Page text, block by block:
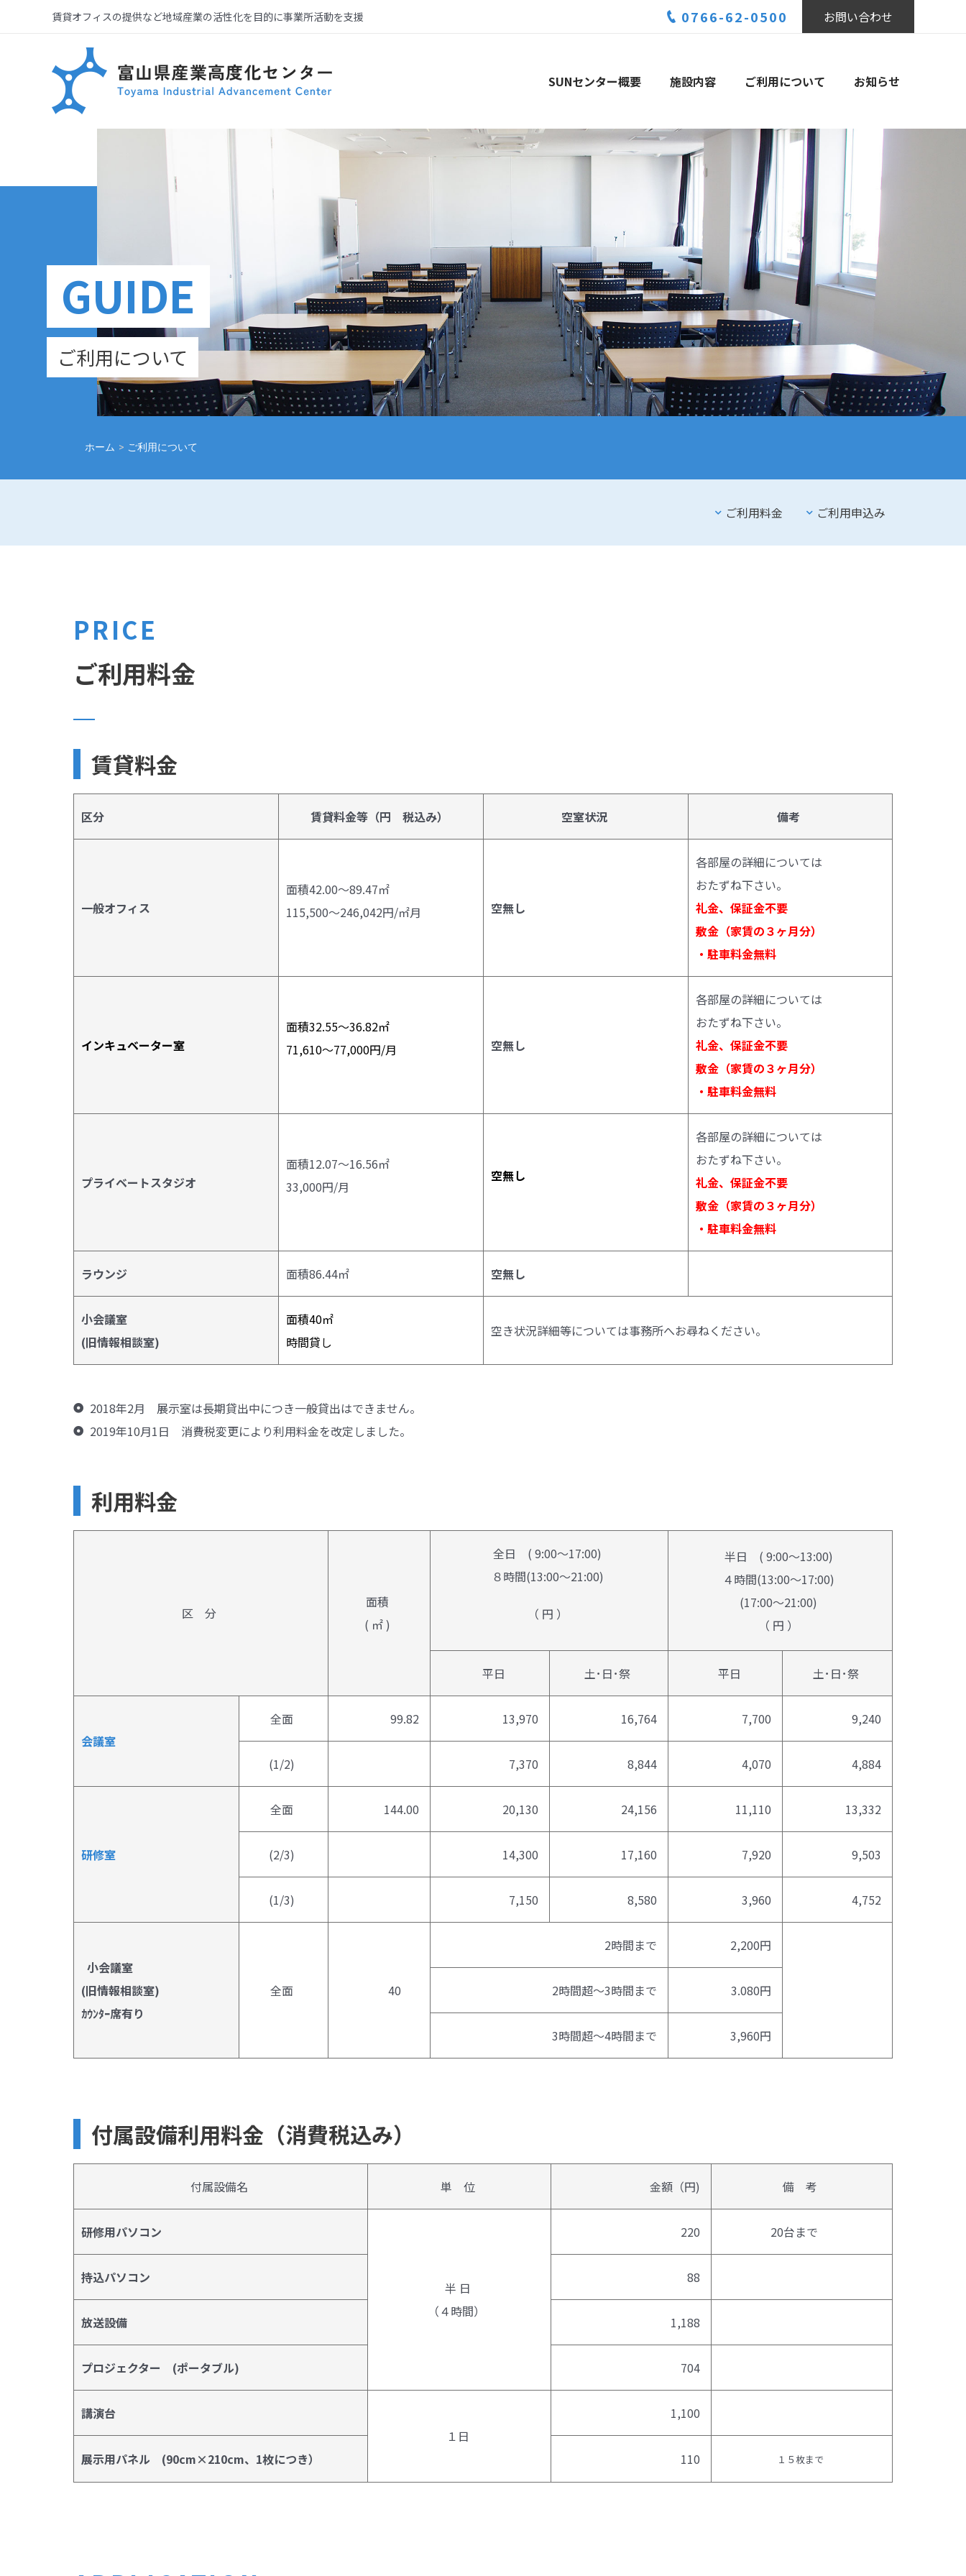
賃貸オフィスの提供など地域産業の活性化を目的に事業所活動を支援 0766-62-0500 お問い合わせ
SUNセンター概要 施設内容 ご利用について お知らせ
GUIDE
ご利用について
ホーム > ご利用について
ご利用料金 ご利用申込み
PRICE
ご利用料金
賃貸料金
区分 賃貸料金等（円 税込み） 空室状況 備考
一般オフィス
面積42.00～89.47㎡
115,500～246,042円/㎡月
空無し
各部屋の詳細については
おたずね下さい。
礼金、保証金不要
敷金（家賃の３ヶ月分）
・駐車料金無料
インキュベーター室
面積32.55～36.82㎡
71,610～77,000円/月 空無し
各部屋の詳細については
おたずね下さい。
礼金、保証金不要
敷金（家賃の３ヶ月分）
・駐車料金無料
プライベートスタジオ
面積12.07～16.56㎡
33,000円/月
空無し
各部屋の詳細については
おたずね下さい。
礼金、保証金不要
敷金（家賃の３ヶ月分）
・駐車料金無料
ラウンジ 面積86.44㎡ 空無し
小会議室
(旧情報相談室)
面積40㎡
時間貸し
空き状況詳細等については事務所へお尋ねください。
2018年2月 展示室は長期貸出中につき一般貸出はできません。
2019年10月1日 消費税変更により利用料金を改定しました。
利用料金
区 分
面積
( ㎡ )
全日 ( 9:00～17:00)
８時間(13:00～21:00)
（ 円 ）
半日 ( 9:00～13:00)
４時間(13:00～17:00)
(17:00～21:00)
（ 円 ）
平日 土･日･祭 平日 土･日･祭
会議室
全面 99.82 13,970 16,764 7,700 9,240
(1/2) 7,370 8,844 4,070 4,884
研修室
全面 144.00 20,130 24,156 11,110 13,332
(2/3) 14,300 17,160 7,920 9,503
(1/3) 7,150 8,580 3,960 4,752
小会議室
(旧情報相談室)
ｶｳﾝﾀｰ席有り
全面 40
2時間まで 2,200円
2時間超～3時間まで 3.080円
3時間超～4時間まで 3,960円
付属設備利用料金（消費税込み）
付属設備名 単 位 金額（円) 備 考
研修用パソコン
半 日
（４時間）
220 20台まで
持込パソコン 88
放送設備 1,188
プロジェクター (ポータブル) 704
講演台
１日
1,100
展示用パネル (90cm×210cm、1枚につき） 110 １５枚まで